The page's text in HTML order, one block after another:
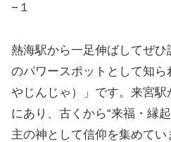
−１
熱海駅から一足伸ばしてぜ
のパワースポットとして知
やじんじゃ）」です。来宮
にあり、古くから“来福・縁
主の神として信仰を集めてい